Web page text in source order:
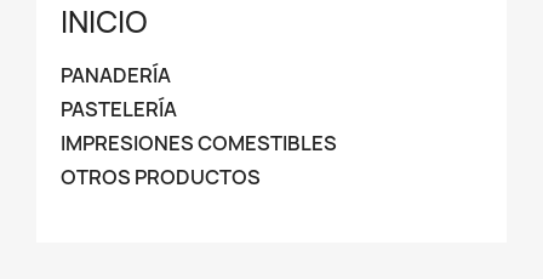
INICIO
PANADERÍA
PASTELERÍA
IMPRESIONES COMESTIBLES
OTROS PRODUCTOS